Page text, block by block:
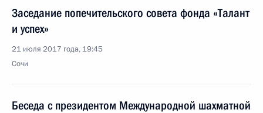
Заседание попечительского совета фонда «Талант
и успех»
21 июля 2017 года, 19:45
Сочи
Беседа с президентом Международной шахматной